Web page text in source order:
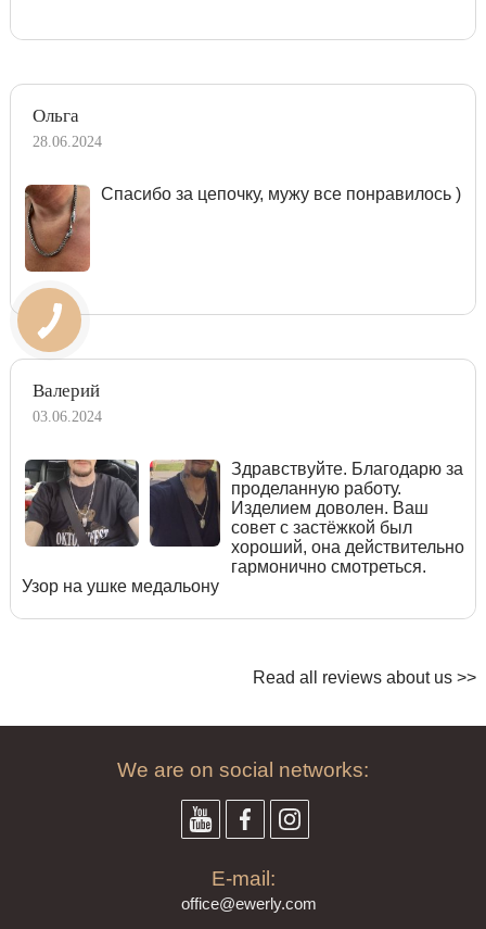
Ольга
28.06.2024
Спасибо за цепочку, мужу все понравилось )
Валерий
03.06.2024
Здравствуйте. Благодарю за
проделанную работу.
Изделием доволен. Ваш
совет с застёжкой был
хороший, она действительно
гармонично смотреться.
Узор на ушке медальону
Read all reviews about us >>
We are on social networks:
E-mail:
office@ewerly.com